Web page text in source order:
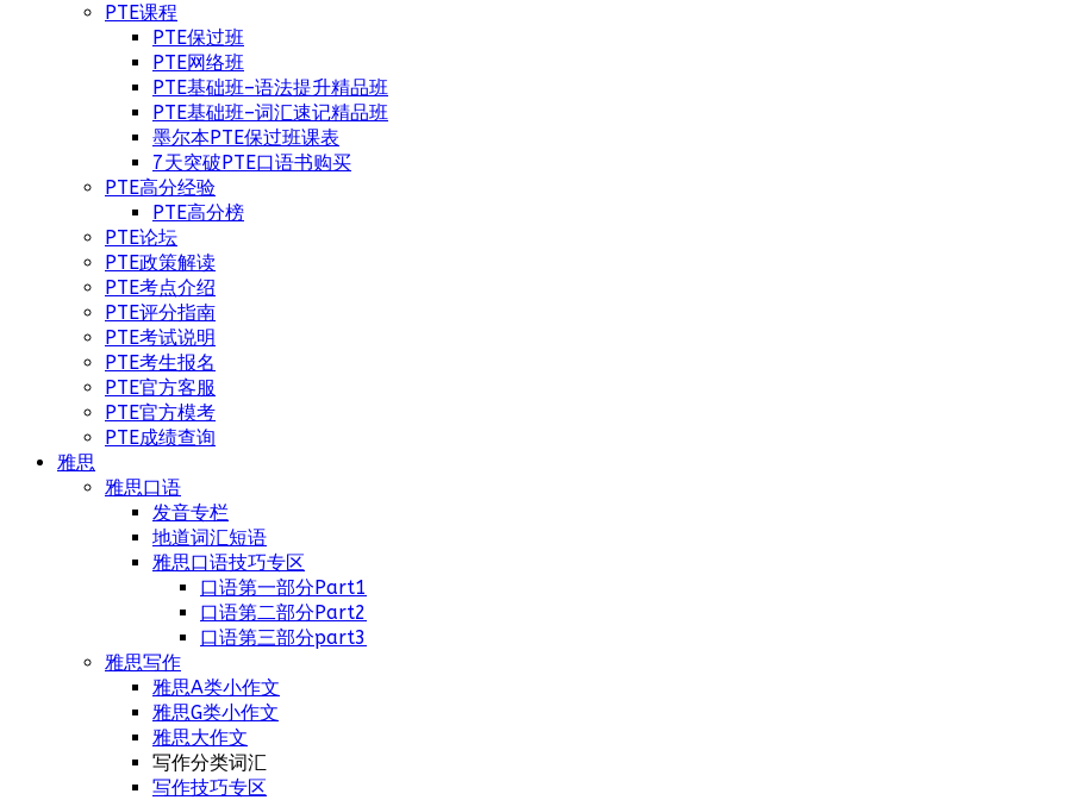
PTE课程
PTE保过班
PTE网络班
PTE基础班–语法提升精品班
PTE基础班–词汇速记精品班
墨尔本PTE保过班课表
7天突破PTE口语书购买
PTE高分经验
PTE高分榜
PTE论坛
PTE政策解读
PTE考点介绍
PTE评分指南
PTE考试说明
PTE考生报名
PTE官方客服
PTE官方模考
PTE成绩查询
雅思
雅思口语
发音专栏
地道词汇短语
雅思口语技巧专区
口语第一部分Part1
口语第二部分Part2
口语第三部分part3
雅思写作
雅思A类小作文
雅思G类小作文
雅思大作文
写作分类词汇
写作技巧专区